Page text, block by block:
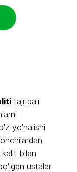
tajribali
yo'nalishi
bilan
ustalar